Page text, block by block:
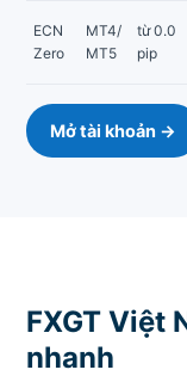
ECN
Zero
MT4/
MT5
từ 0.0
pip
Mở tài khoản →
FXGT Việt
nhanh